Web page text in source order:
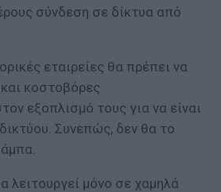
σύνδεση σε δίκτυα από
εταιρείες θα πρέπει να
κοστοβόρες
εξοπλισμό τους για να είναι
Συνεπώς, δεν θα το
λειτουργεί μόνο σε χαμηλά